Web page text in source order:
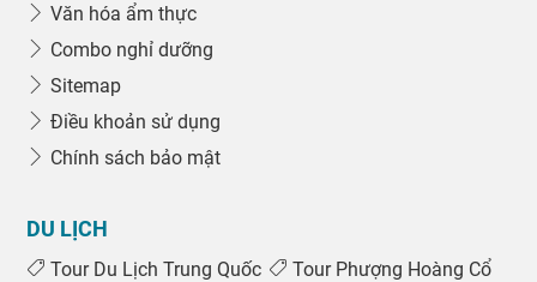
Văn hóa ẩm thực
Combo nghỉ dưỡng
Sitemap
Điều khoản sử dụng
Chính sách bảo mật
DU LỊCH
Tour Du Lịch Trung Quốc
Tour Phượng Hoàng Cổ